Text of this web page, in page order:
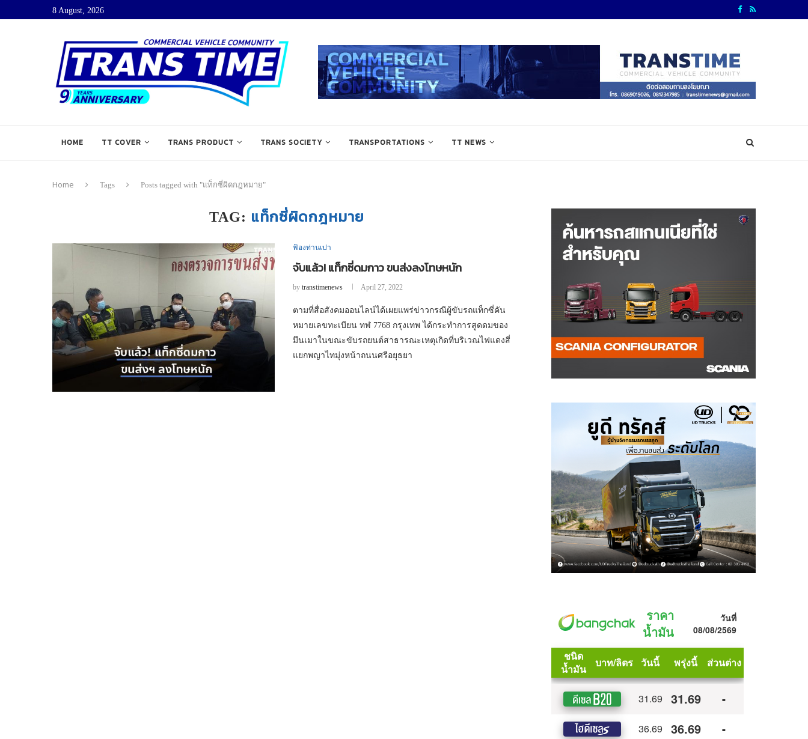
8 August, 2026
HOME TT COVER TRANS PRODUCT TRANS SOCIETY TRANSPORTATIONS TT NEWS
Home Tags Posts tagged with "แท็กซี่ผิดกฎหมาย"
TAG: แท็กซี่ผิดกฎหมาย
ฟ้องท่านเปา
จับแล้ว! แท็กซี่ดมกาว ขนส่งลงโทษหนัก
by transtimenews April 27, 2022
ตามที่สื่อสังคมออนไลน์ได้เผยแพร่ข่าวกรณีผู้ขับรถแท็กซี่คัน
หมายเลขทะเบียน ทฬ 7768 กรุงเทพ ได้กระทำการสูดดมของ
มึนเมาในขณะขับรถยนต์สาธารณะเหตุเกิดที่บริเวณไฟแดงสี่
แยกพญาไทมุ่งหน้าถนนศรีอยุธยา